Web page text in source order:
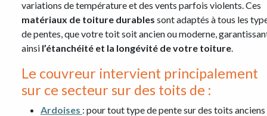
variations de température et des vents parfois violents. Ces
matériaux de toiture durables sont adaptés à tous les
de pentes, que votre toit soit ancien ou moderne,
ainsi l’étanchéité et la longévité de votre toiture.
Le couvreur intervient principalement
sur ce secteur sur des toits de :
Ardoises : pour tout type de pente sur des toits anciens